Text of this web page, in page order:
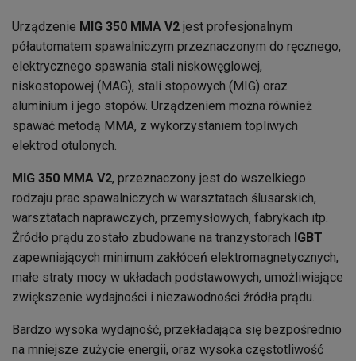
Urządzenie MIG 350 MMA V2 jest profesjonalnym
półautomatem spawalniczym przeznaczonym do ręcznego,
elektrycznego spawania stali niskowęglowej,
niskostopowej (MAG), stali stopowych (MIG) oraz
aluminium i jego stopów. Urządzeniem można również
spawać metodą MMA, z wykorzystaniem topliwych
elektrod otulonych.
MIG 350 MMA V2, przeznaczony jest do wszelkiego
rodzaju prac spawalniczych w warsztatach ślusarskich,
warsztatach naprawczych, przemysłowych, fabrykach itp.
Źródło prądu zostało zbudowane na tranzystorach IGBT
zapewniających minimum zakłóceń elektromagnetycznych,
małe straty mocy w układach podstawowych, umożliwiające
zwiększenie wydajności i niezawodności źródła prądu.
Bardzo wysoka wydajność, przekładająca się bezpośrednio
na mniejsze zużycie energii, oraz wysoka częstotliwość